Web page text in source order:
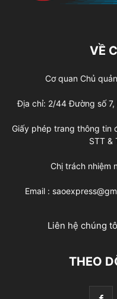
VỀ
Cơ quan Chủ
Địa chỉ: 2/44 Đường số 7,
Giấy phép trang thông tin
STT &
Chị trách nhiệm
Email :
Liên hệ chúng
THEO